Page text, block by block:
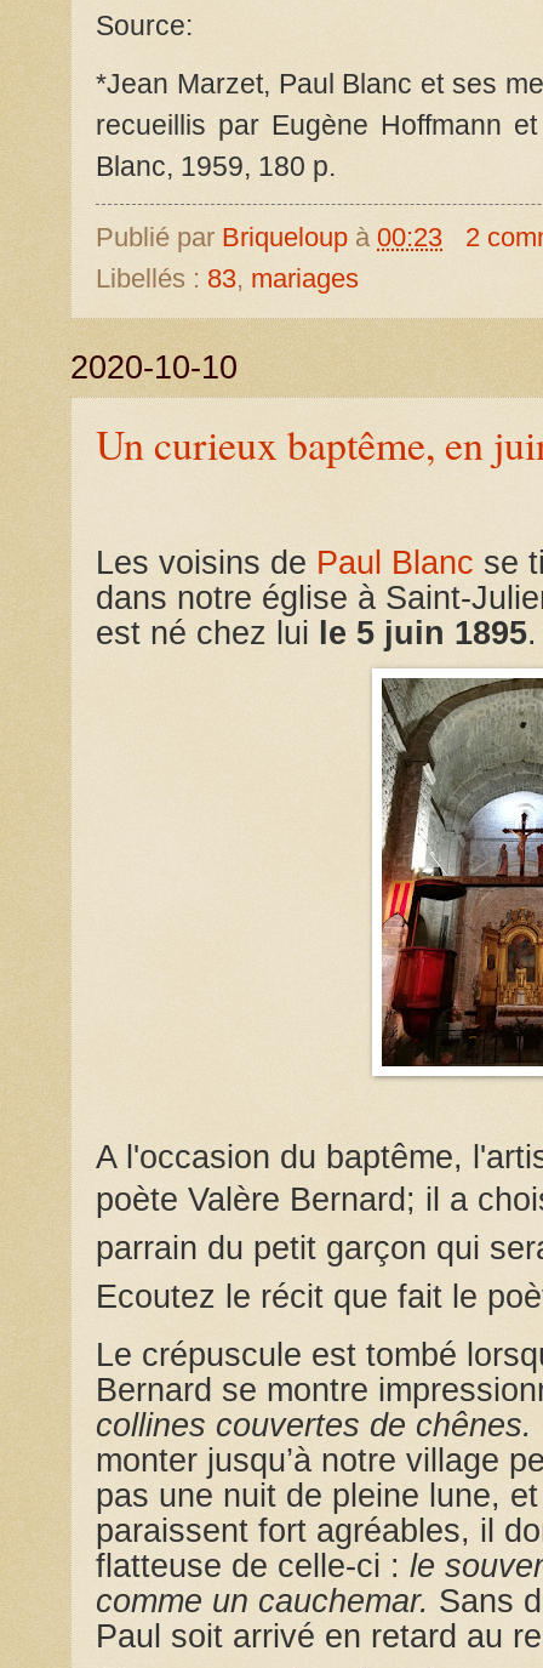
Source:
*Jean Marzet, Paul Blanc et ses
recueillis par Eugène Hoffmann
Blanc, 1959, 180 p.
Publié par Briqueloup à 00:23
2
Libellés : 83, mariages
2020-10-10
Un curieux baptême, en
Les voisins de Paul Blanc se
dans notre église à Saint-
est né chez lui le 5 juin 1895.
A l'occasion du baptême,
poète Valère Bernard; il a
parrain du petit garçon qui
Ecoutez le récit que fait le
Le crépuscule est tombé
Bernard se montre
collines couvertes de chênes.
monter jusqu’à notre village
pas une nuit de pleine lune,
paraissent fort agréables, il
flatteuse de celle-ci : le
comme un cauchemar. Sans
Paul soit arrivé en retard au